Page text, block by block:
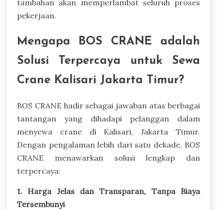
tambahan akan memperlambat seluruh proses
pekerjaan.
Mengapa BOS CRANE adalah
Solusi Terpercaya untuk Sewa
Crane Kalisari Jakarta Timur?
BOS CRANE hadir sebagai jawaban atas berbagai
tantangan yang dihadapi pelanggan dalam
menyewa crane di Kalisari, Jakarta Timur.
Dengan pengalaman lebih dari satu dekade, BOS
CRANE menawarkan solusi lengkap dan
terpercaya:
1. Harga Jelas dan Transparan, Tanpa Biaya
Tersembunyi